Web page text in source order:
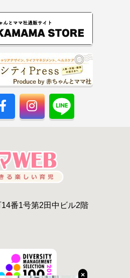
×
番1号第2田中ビル2階